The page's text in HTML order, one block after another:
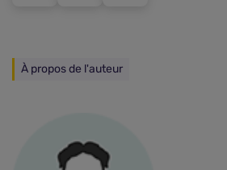
À propos de l'auteur